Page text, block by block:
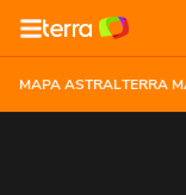
MAPA ASTRALTERRA